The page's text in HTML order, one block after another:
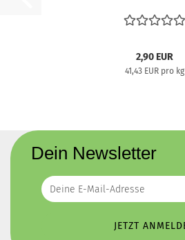
2,90 EUR
41,43 EUR pro kg
Dein Newsletter